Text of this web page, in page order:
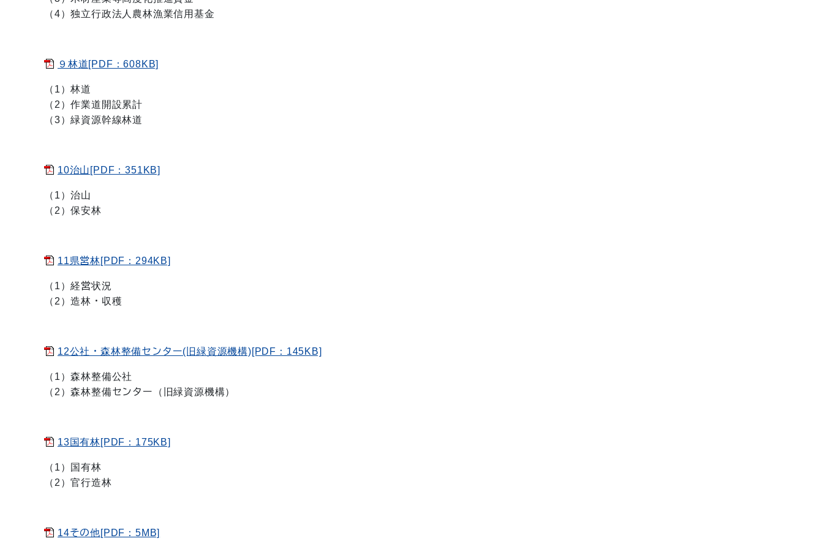
（4）独立行政法人農林漁業信用基金
９林道[PDF：608KB]
（1）林道
（2）作業道開設累計
（3）緑資源幹線林道
10治山[PDF：351KB]
（1）治山
（2）保安林
11県営林[PDF：294KB]
（1）経営状況
（2）造林・収穫
12公社・森林整備センター(旧緑資源機構)[PDF：145KB]
（1）森林整備公社
（2）森林整備センター（旧緑資源機構）
13国有林[PDF：175KB]
（1）国有林
（2）官行造林
14その他[PDF：5MB]